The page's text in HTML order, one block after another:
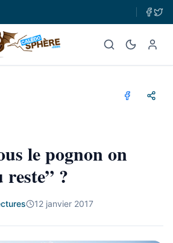
le pognon on
reste” ?
12 janvier 2017